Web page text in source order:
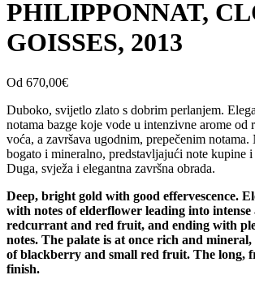
PHILIPPONNAT,
GOISSES, 2013
Od 670,00€
Duboko, svijetlo zlato s dobrim perlanjem.
notama bazge koje vode u intenzivne arome od
voća, a završava ugodnim, prepečenim
bogato i mineralno, predstavljajući note kupine
Duga, svježa i elegantna završna obrada.
Deep, bright gold with good effervescence.
with notes of elderflower leading into intense
redcurrant and red fruit, and ending with
notes. The palate is at once rich and mineral,
of blackberry and small red fruit. The long,
finish.